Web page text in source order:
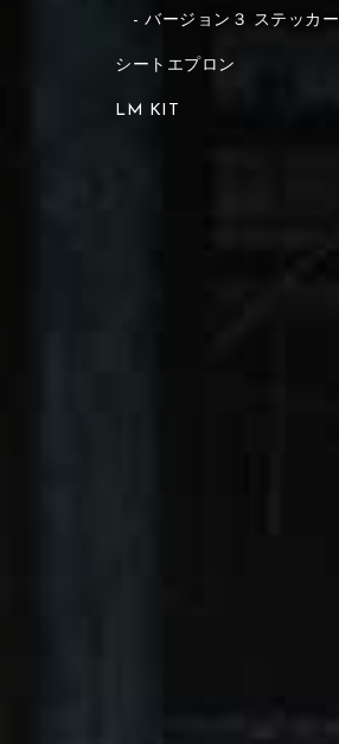
バージョン３ ステッカー
シートエプロン
LM KIT